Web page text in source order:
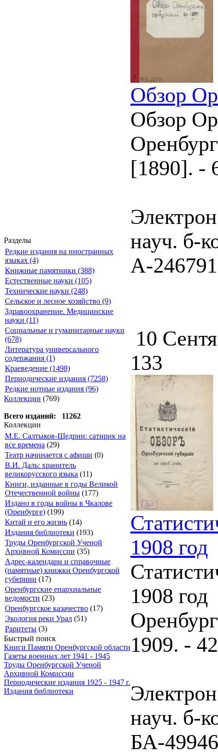
Разделы
Редкие издания на иностранных
языках (4)
Книжные памятники (388)
Естественные науки (105)
Технические науки (248)
Сельское и лесное хозяйство (9)
Здравоохранение. Медицинские
науки (11)
Социальные и гуманитарные науки
(678)
Литература универсального
содержания (1)
Краеведение (1498)
Периодические издания (7258)
Редкие нотные издания (96)
Коллекции (769)
Всего изданий: 11262
Коллекции
М.Е. Салтыков-Щедрин: сатирик на
все времена (29)
Театр начинается с афиши (0)
В.И. Даль: хранитель
великорусского языка (11)
Книги, изданные в годы Великой
Отечественной войны (177)
Издано в годы войны в Чкалове
(Оренбурге) (199)
Китай и его жизнь (14)
Издания библиотеки (193)
Труды Оренбургской Ученой
Архивной Комиссии (35)
Адрес-календари и справочные
(памятные) книжки Оренбургской
губернии (17)
Оренбургские епархиальные
ведомости (23)
Оренбургское казачество (17)
Экология реки Урал (51)
Раритеты (3)
Быстрый поиск
Книги Памяти Оренбургской области
Газеты военных лет 1941 - 1945
Труды Оренбургской Ученой
Архивной Комиссии
Периодические издания 1925 - 1947 г.
Издания библиотеки
Обзор
Обзор
[1890]. -
науч. б-
А-
10
133
1908 год
1908 год
1909. -
науч. б-
БА-